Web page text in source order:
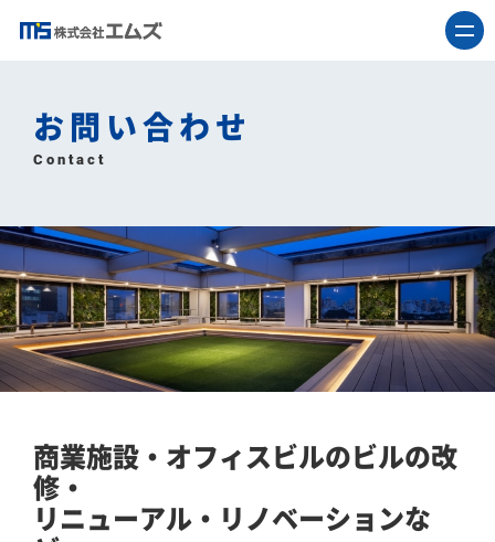
お問い合わせ
Contact
商業施設・オフィスビルのビルの改
修・
リニューアル・リノベーションな